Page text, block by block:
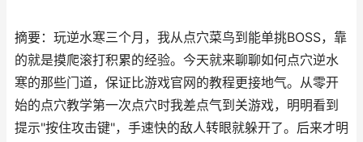
摘要：玩逆水寒三个月，我从点穴菜鸟到能单挑BOSS，靠
的就是摸爬滚打积累的经验。今天就来聊聊如何点穴逆水
寒的那些门道，保证比游戏官网的教程更接地气。从零开
始的点穴教学第一次点穴时我差点气到关游戏，明明看到
提示"按住攻击键"，手速快的敌人转眼就躲开了。后来才明